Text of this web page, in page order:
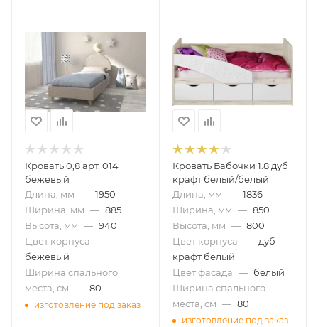
Кровать 0,8 арт. 014
бежевый
Длина, мм — 1950
Ширина, мм — 885
Высота, мм — 940
Цвет корпуса —
бежевый
Ширина спального
места, см — 80
изготовление под заказ
Кровать Бабочки 1.8 дуб
крафт белый/белый
Длина, мм — 1836
Ширина, мм — 850
Высота, мм — 800
Цвет корпуса — дуб
крафт белый
Цвет фасада — белый
Ширина спального
места, см — 80
изготовление под заказ